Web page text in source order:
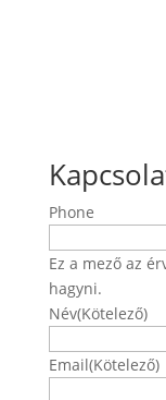
Phone
Ez a mező az
hagyni.
Név(Kötelező)
Email(Kötelező)